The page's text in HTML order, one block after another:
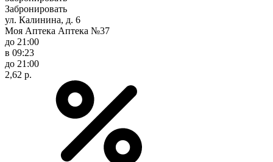
Забронировать
ул. Калинина, д. 6
Моя Аптека Аптека №37
до 21:00
в 09:23
до 21:00
2,62 р.